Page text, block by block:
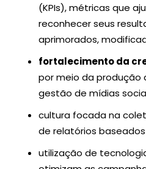
(KPIs), métricas que
reconhecer seus
aprimorados,
fortalecimento da
por meio da produção
gestão de mídias
cultura focada na
de relatórios
utilização de